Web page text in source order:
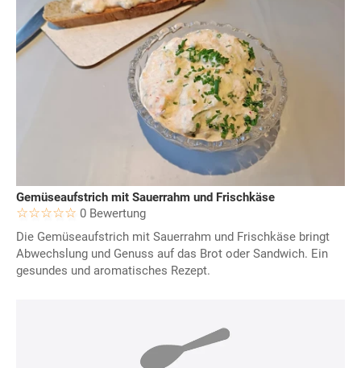
Gemüseaufstrich mit Sauerrahm und Frischkäse
0 Bewertung
Die Gemüseaufstrich mit Sauerrahm und Frischkäse bringt
Abwechslung und Genuss auf das Brot oder Sandwich. Ein
gesundes und aromatisches Rezept.